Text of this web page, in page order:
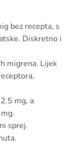
bez recepta, s
Diskretno i
migrena. Lijek
mg, a
sprej.